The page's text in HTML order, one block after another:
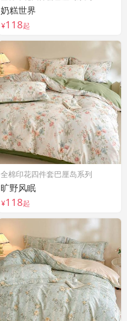
奶糕世界
¥118起
全棉印花四件套巴厘岛系列
旷野风眠
¥118起